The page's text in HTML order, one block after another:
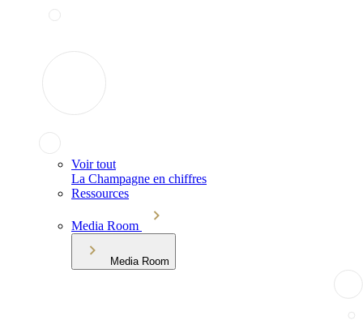
Voir tout
La Champagne en chiffres
Ressources
Media Room
Media Room